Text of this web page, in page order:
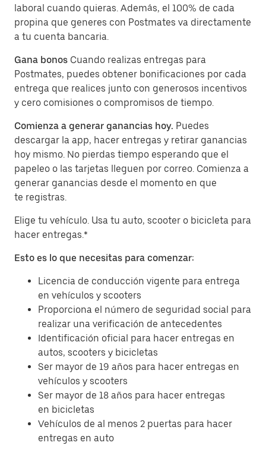
laboral cuando quieras. Además, el 100% de cada
propina que generes con Postmates va directamente
a tu cuenta bancaria.
Gana bonos Cuando realizas entregas para
Postmates, puedes obtener bonificaciones por cada
entrega que realices junto con generosos incentivos
y cero comisiones o compromisos de tiempo.
Comienza a generar ganancias hoy. Puedes
descargar la app, hacer entregas y retirar ganancias
hoy mismo. No pierdas tiempo esperando que el
papeleo o las tarjetas lleguen por correo. Comienza a
generar ganancias desde el momento en que
te registras.
Elige tu vehículo. Usa tu auto, scooter o bicicleta para
hacer entregas.*
Esto es lo que necesitas para comenzar:
Licencia de conducción vigente para entrega
en vehículos y scooters
Proporciona el número de seguridad social para
realizar una verificación de antecedentes
Identificación oficial para hacer entregas en
autos, scooters y bicicletas
Ser mayor de 19 años para hacer entregas en
vehículos y scooters
Ser mayor de 18 años para hacer entregas
en bicicletas
Vehículos de al menos 2 puertas para hacer
entregas en auto